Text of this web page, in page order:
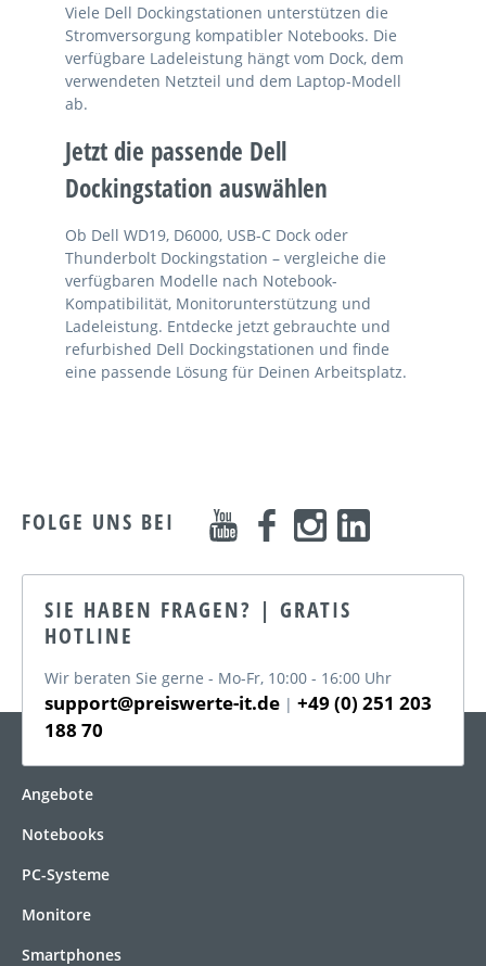
Viele Dell Dockingstationen unterstützen die
Stromversorgung kompatibler Notebooks. Die
verfügbare Ladeleistung hängt vom Dock, dem
verwendeten Netzteil und dem Laptop-Modell
ab.
Jetzt die passende Dell
Dockingstation auswählen
Ob Dell WD19, D6000, USB-C Dock oder
Thunderbolt Dockingstation – vergleiche die
verfügbaren Modelle nach Notebook-
Kompatibilität, Monitorunterstützung und
Ladeleistung. Entdecke jetzt gebrauchte und
refurbished Dell Dockingstationen und finde
eine passende Lösung für Deinen Arbeitsplatz.
FOLGE UNS BEI
SIE HABEN FRAGEN? | GRATIS
HOTLINE
Wir beraten Sie gerne - Mo-Fr, 10:00 - 16:00 Uhr
support@preiswerte-it.de | +49 (0) 251 203
188 70
Angebote
Notebooks
PC-Systeme
Monitore
Smartphones